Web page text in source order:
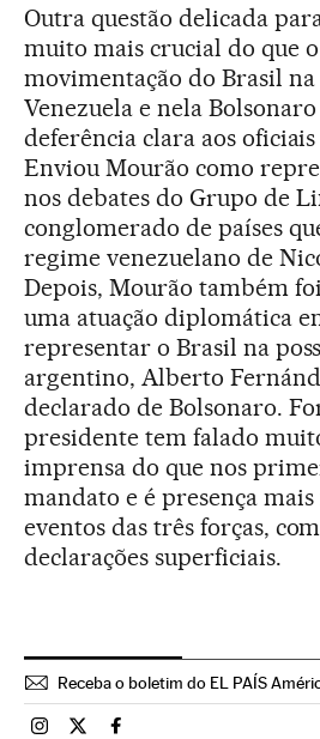
Outra questão delicada
muito mais crucial do que
movimentação do Brasil
Venezuela e nela
deferência clara aos
Enviou Mourão como
nos debates do Grupo de
conglomerado de países
regime venezuelano de
Depois, Mourão também
uma atuação diplomática
representar o Brasil na
argentino, Alberto
declarado de Bolsonaro.
presidente tem falado
imprensa do que nos
mandato e é presença
eventos das três forças,
declarações superficiais.
Receba o boletim do EL PAÍS